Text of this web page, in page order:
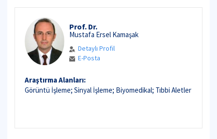
Prof. Dr.
Mustafa Ersel Kamaşak
Detaylı Profil
E-Posta
Araştırma Alanları:
Görüntü İşleme; Sinyal İşleme; Biyomedikal; Tıbbi Aletler